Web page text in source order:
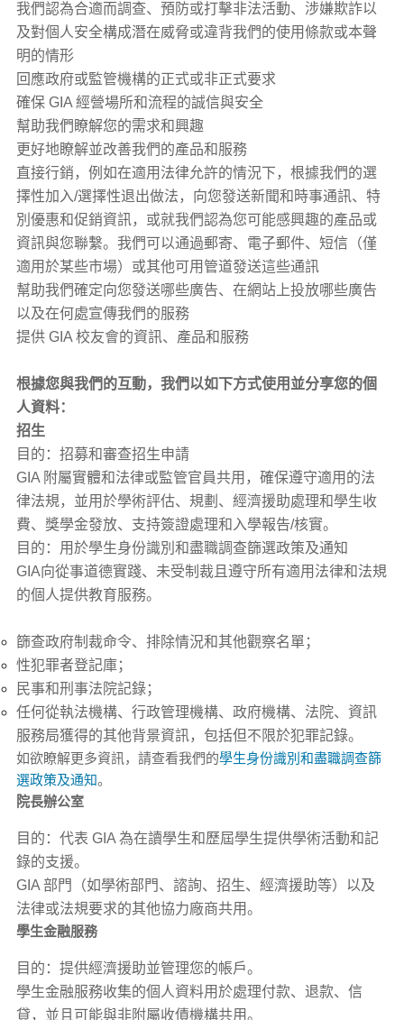
我們認為合適而調查、預防或打擊非法活動、涉嫌欺詐以
及對個人安全構成潛在威脅或違背我們的使用條款或本聲
明的情形
回應政府或監管機構的正式或非正式要求
確保 GIA 經營場所和流程的誠信與安全
幫助我們瞭解您的需求和興趣
更好地瞭解並改善我們的產品和服務
直接行銷，例如在適用法律允許的情況下，根據我們的選
擇性加入/選擇性退出做法，向您發送新聞和時事通訊、特
別優惠和促銷資訊，或就我們認為您可能感興趣的產品或
資訊與您聯繫。我們可以通過郵寄、電子郵件、短信（僅
適用於某些市場）或其他可用管道發送這些通訊
幫助我們確定向您發送哪些廣告、在網站上投放哪些廣告
以及在何處宣傳我們的服務
提供 GIA 校友會的資訊、產品和服務
根據您與我們的互動，我們以如下方式使用並分享您的個
人資料：
招生
目的：招募和審查招生申請
GIA 附屬實體和法律或監管官員共用，確保遵守適用的法
律法規，並用於學術評估、規劃、經濟援助處理和學生收
費、獎學金發放、支持簽證處理和入學報告/核實。
目的：用於學生身份識別和盡職調查篩選政策及通知
GIA向從事道德實踐、未受制裁且遵守所有適用法律和法規
的個人提供教育服務。
篩查政府制裁命令、排除情況和其他觀察名單；
性犯罪者登記庫；
民事和刑事法院記錄；
任何從執法機構、行政管理機構、政府機構、法院、資訊
服務局獲得的其他背景資訊，包括但不限於犯罪記錄。
如欲瞭解更多資訊，請查看我們的學生身份識別和盡職調查篩
選政策及通知。
院長辦公室
目的：代表 GIA 為在讀學生和歷屆學生提供學術活動和記
錄的支援。
GIA 部門（如學術部門、諮詢、招生、經濟援助等）以及
法律或法規要求的其他協力廠商共用。
學生金融服務
目的：提供經濟援助並管理您的帳戶。
學生金融服務收集的個人資料用於處理付款、退款、信
貸，並且可能與非附屬收債機構共用。